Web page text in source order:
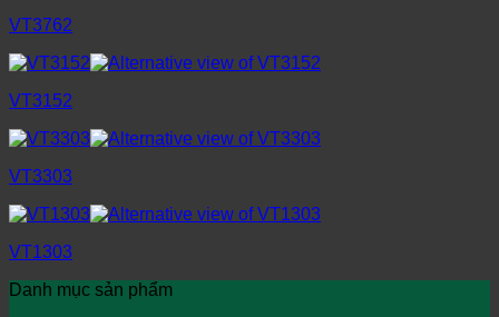
VT3762
VT3152
VT3303
VT1303
Danh mục sản phẩm